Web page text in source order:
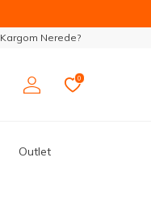
Kargom Nerede?
0
Outlet